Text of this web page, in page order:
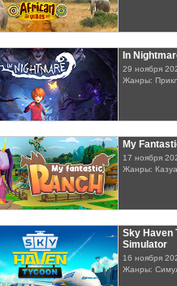
In
29 ноября
Жанры:
My
17 ноября
Жанры:
Sky Haven
Simulator
16 ноября
Жанры: